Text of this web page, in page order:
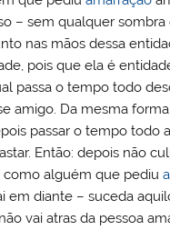
– sem qualquer
nas mãos dessa
pois que ela é
passa o tempo todo
amigo. Da mesma
passar o tempo todo
Então: depois não
como alguém que pediu
em diante – suceda
vai atras da pessoa